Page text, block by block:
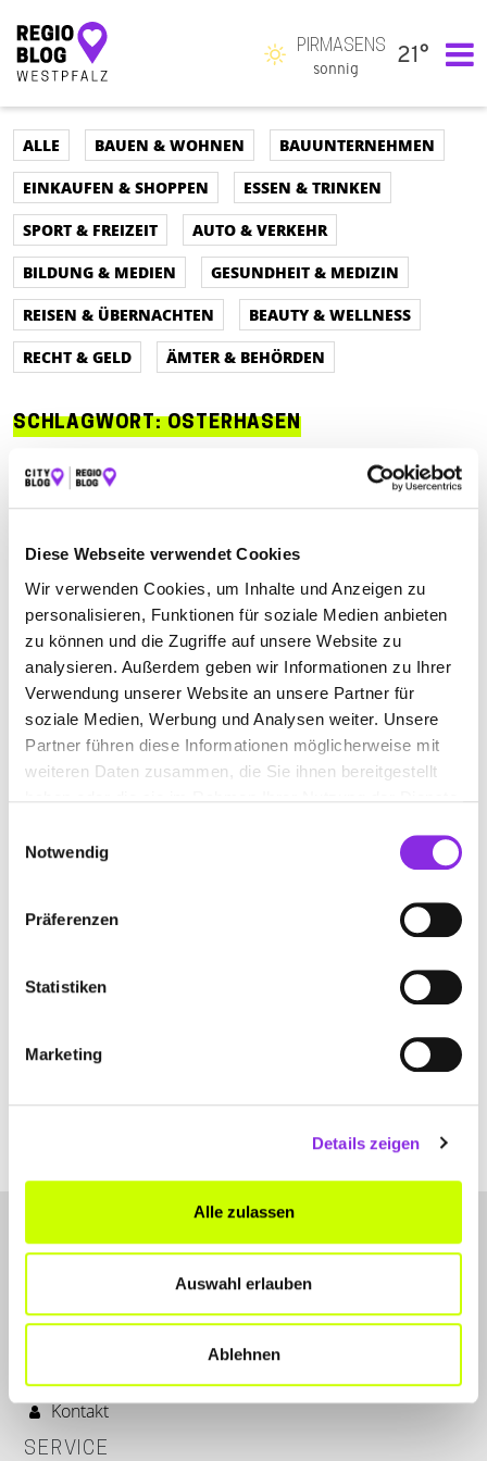
Diese Webseite verwendet Cookies
Wir verwenden Cookies, um Inhalte und Anzeigen zu
personalisieren, Funktionen für soziale Medien anbieten
zu können und die Zugriffe auf unsere Website zu
analysieren. Außerdem geben wir Informationen zu Ihrer
Verwendung unserer Website an unsere Partner für
soziale Medien, Werbung und Analysen weiter. Unsere
Partner führen diese Informationen möglicherweise mit
weiteren Daten zusammen, die Sie ihnen bereitgestellt
Notwendig
Präferenzen
Statistiken
Marketing
Details zeigen
Alle zulassen
Auswahl erlauben
Ablehnen
Hauptnavigation
PIRMASENS
sonnig
21°
ALLE BAUEN & WOHNEN
BAUUNTERNEHMEN
EINKAUFEN & SHOPPEN
ESSEN & TRINKEN
SPORT & FREIZEIT
AUTO & VERKEHR
BILDUNG & MEDIEN
GESUNDHEIT & MEDIZIN
REISEN & ÜBERNACHTEN
BEAUTY & WELLNESS
RECHT & GELD
ÄMTER & BEHÖRDEN
SCHLAGWORT:OSTERHASEN
ALLE AUTO & VERKEHR
ÄMTER & BEHÖRDEN
BEAUTY & WELLNESS
GESUNDHEIT & MEDIZIN
RECHT & GELD
BAUEN & WOHNEN
SERVICE & DIENSTLEISTUNGEN
BILDUNG & MEDIEN
FRÜHJAHRS- UND OSTERMÄRKTE IN DER …
Traditionelle Frühjahrs- und Ostermärkte sind in der Westpfalz
Kontakt
SERVICE